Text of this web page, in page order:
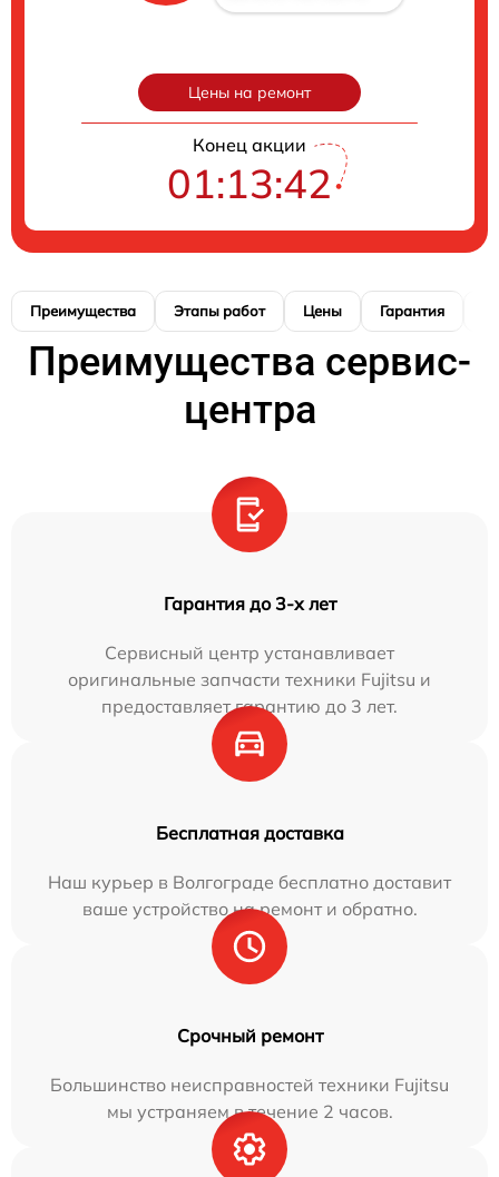
Цены на ремонт
Конец акции
01:13:41
Преимущества Этапы работ Цены Гарантия
Преимущества сервис-
центра
Гарантия до 3-х лет
Сервисный центр устанавливает
оригинальные запчасти техники Fujitsu и
предоставляет гарантию до 3 лет.
Бесплатная доставка
Наш курьер в Волгограде бесплатно доставит
ваше устройство на ремонт и обратно.
Срочный ремонт
Большинство неисправностей техники Fujitsu
мы устраняем в течение 2 часов.